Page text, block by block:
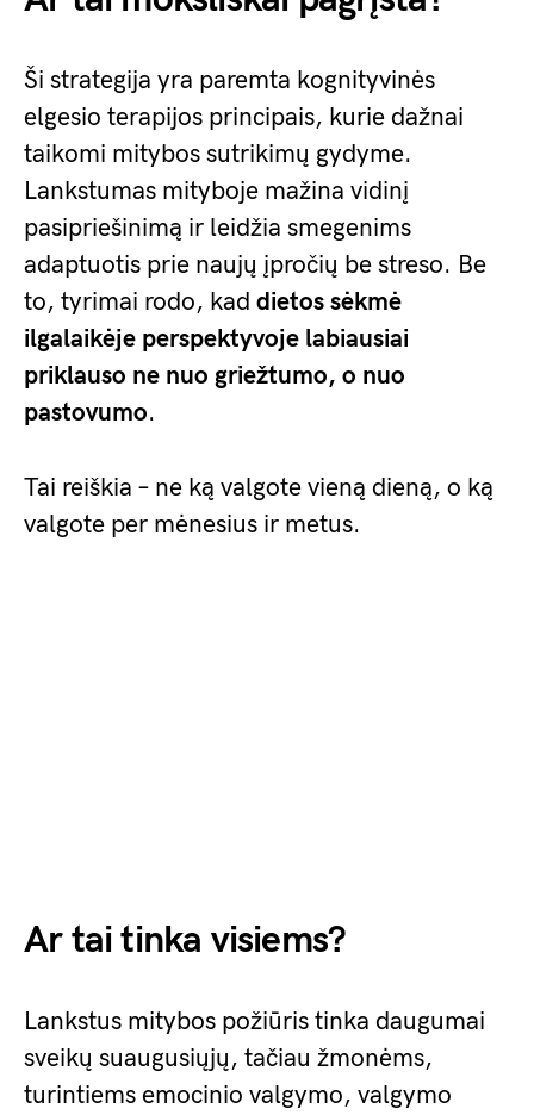
Ši strategija yra paremta kognityvinės
elgesio terapijos principais, kurie dažnai
taikomi mitybos sutrikimų gydyme.
Lankstumas mityboje mažina vidinį
pasipriešinimą ir leidžia smegenims
adaptuotis prie naujų įpročių be streso. Be
to, tyrimai rodo, kad dietos sėkmė
ilgalaikėje perspektyvoje labiausiai
priklauso ne nuo griežtumo, o nuo
pastovumo.
Tai reiškia – ne ką valgote vieną dieną, o ką
valgote per mėnesius ir metus.
Ar tai tinka visiems?
Lankstus mitybos požiūris tinka daugumai
sveikų suaugusiųjų, tačiau žmonėms,
turintiems emocinio valgymo, valgymo